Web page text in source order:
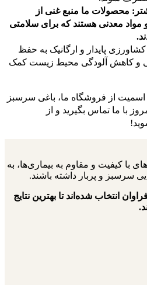
محصولات ما منبع غنی از
و مواد معدنی هستند که برای سلامتی
پایدار و ارگانیک به حفظ
و کاهش آلودگی محیط زیست کمک
از فروشگاه ما، باغی سرسبز
با ما تماس بگیرید و از
نهال‌های با کیفیت و مقاوم به بیماری‌ها، به
سرسبز و پربار داشته باشند.
انتخاب شده‌اند تا بهترین نتایج